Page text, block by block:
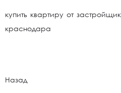
купить квартиру от
краснодара
Назад